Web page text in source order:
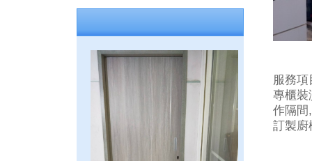
服務項
專櫃裝
作隔間
訂製廚